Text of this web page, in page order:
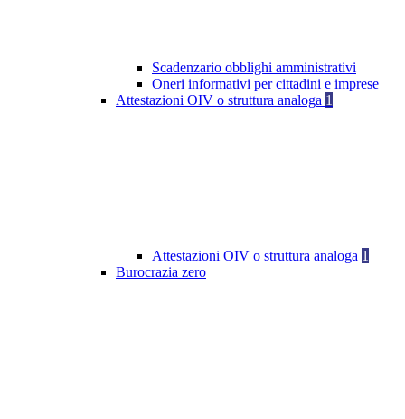
Scadenzario obblighi amministrativi
Oneri informativi per cittadini e imprese
Attestazioni OIV o struttura analoga 1
Attestazioni OIV o struttura analoga 1
Burocrazia zero